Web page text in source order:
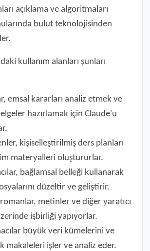
açıklama ve algoritmaları
bulut teknolojisinden
kullanım alanları şunları
emsal kararları analiz etmek ve
hazırlamak için Claude'u
kişiselleştirilmiş ders planları
materyalleri oluştururlar.
bağlamsal belleği kullanarak
düzeltir ve geliştirir.
metinler ve diğer yaratıcı
işbirliği yapıyorlar.
büyük veri kümelerini ve
makaleleri işler ve analiz eder.